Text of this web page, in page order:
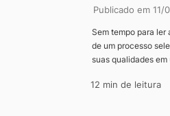
Publicado em 11/
Sem tempo para ler
de um processo
suas qualidades em
12 min de leitura